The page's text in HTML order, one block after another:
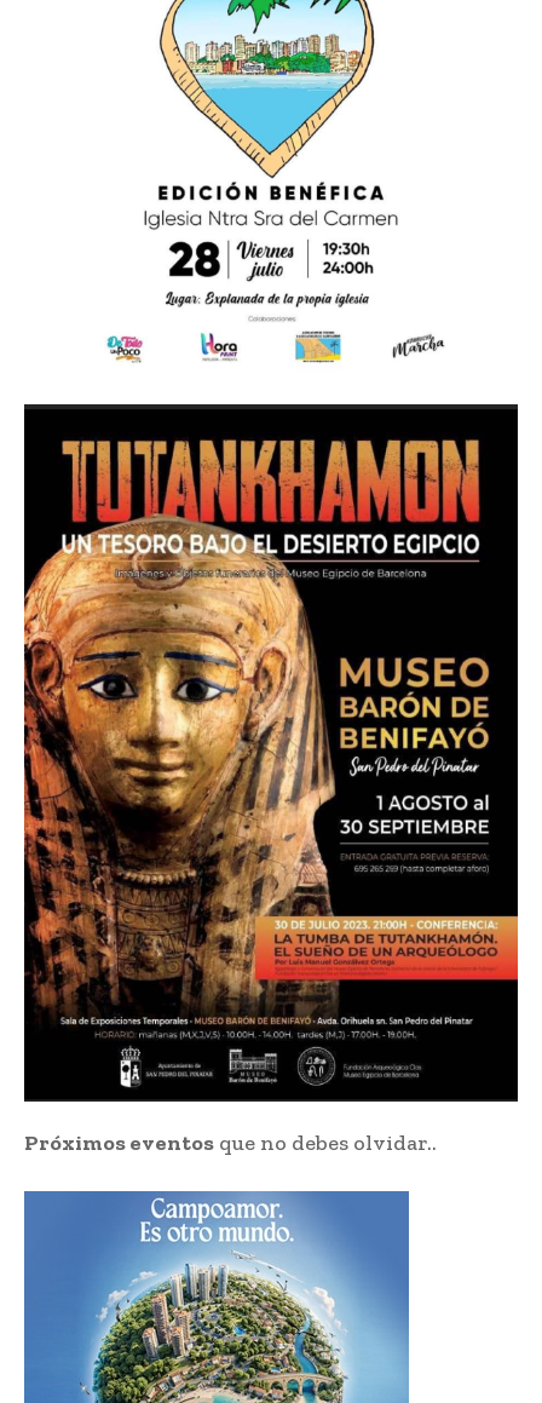
Próximos eventos que no debes olvidar..